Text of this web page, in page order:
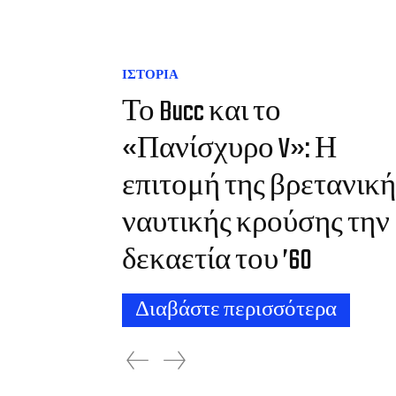
ΙΣΤΟΡΙΑ
Το Bucc και το
«Πανίσχυρο V»: Η
επιτομή της
ναυτικής κρούσης την
δεκαετία του ’60
Διαβάστε περισσότερα